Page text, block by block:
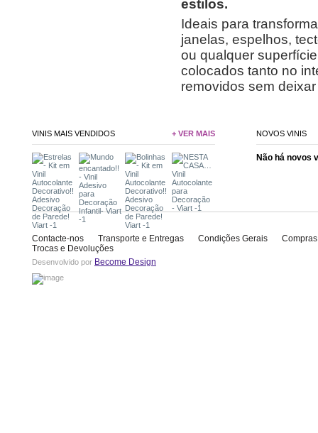
estilos.
Ideais para
janelas, espelhos,
ou qualquer
colocados tanto no
removidos sem
VINIS MAIS VENDIDOS + VER MAIS NOVOS VINIS
Não há novos
Contacte-nos Transporte e Entregas Condições Gerais
Trocas e Devoluções
Desenvolvido por Become Design